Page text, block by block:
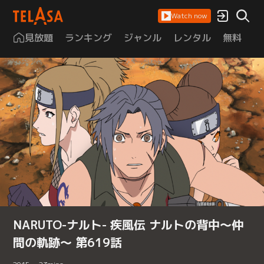
Watch now
見放題 ランキング ジャンル レンタル 無料
NARUTO-ナルト- 疾風伝 ナルトの背中～仲
間の軌跡～ 第619話